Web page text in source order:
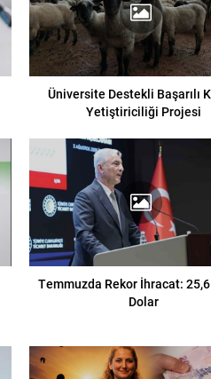
Üniversite Destekli Başarılı
Yetiştiriciliği Projesi
Temmuzda Rekor İhracat:
Dolar